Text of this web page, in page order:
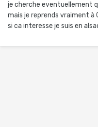
je cherche eventuellement
mais je reprends vraiment à
si ca interesse je suis en